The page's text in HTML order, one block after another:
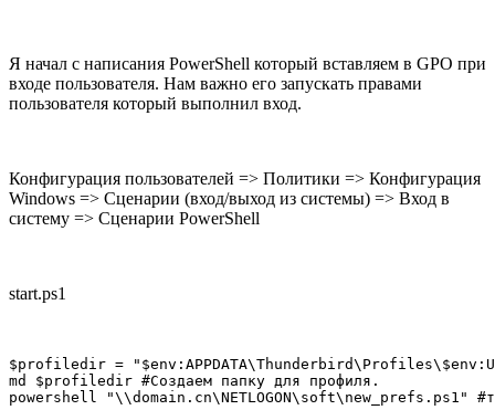
Я начал с написания PowerShell который вставляем в GPO при
входе пользователя. Нам важно его запускать правами
пользователя который выполнил вход.
Конфигурация пользователей => Политики => Конфигурация
Windows => Сценарии (вход/выход из системы) => Вход в
систему => Сценарии PowerShell
start.ps1
$profiledir =
md $profiledir #Создаем папку для профиля.
powershell "\\domain.cn\NETLOGON\soft\new_prefs.ps1"